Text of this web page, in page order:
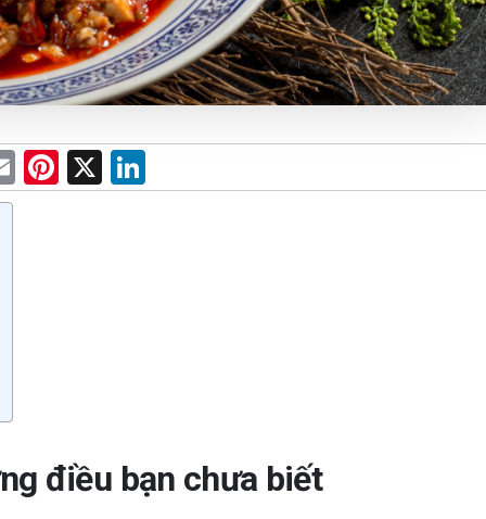
E
m
Pi
nt
X
n
điều bạn chưa biết